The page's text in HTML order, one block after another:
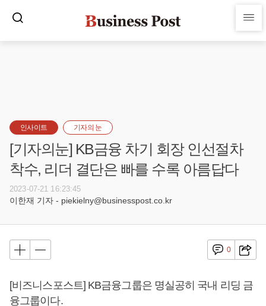
인사이트 기자의 눈
[기자의눈] KB금융 차기 회장 인선절차
착수, 리더 결단은 빠를 수록 아름답다
2023-07-21 16:23:45
이한재 기자 - piekielny@businesspost.co.kr
0
[비즈니스포스트] KB금융그룹은 명실공히 국내 리딩 금
융그룹이다.